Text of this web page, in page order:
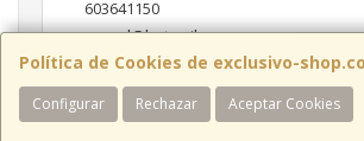
Política de Cookies de exclusivo-
Configurar Rechazar Aceptar Cookies
603641150
pc-red@hotmail.es
Horario